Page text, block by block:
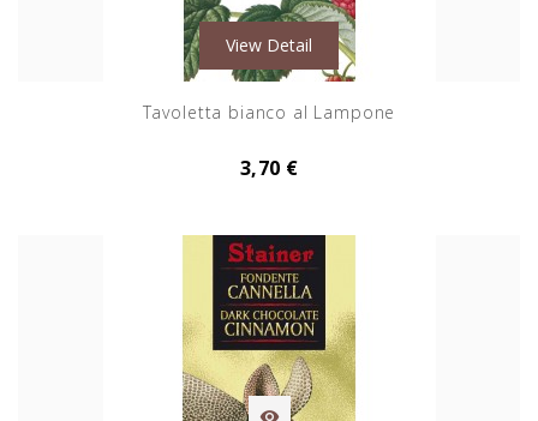
View Detail
Tavoletta bianco al Lampone
3,70 €